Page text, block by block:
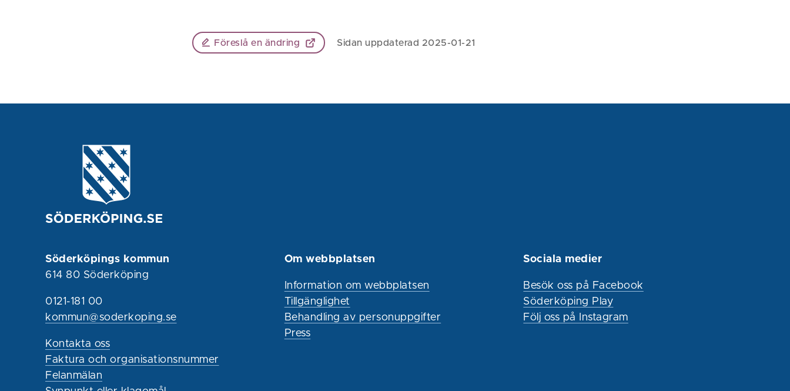
Föreslå en ändring Sidan uppdaterad 2025-01-21
Söderköpings kommun
614 80 Söderköping
0121-181 00
kommun@soderkoping.se
Kontakta oss
Faktura och organisationsnummer
Felanmälan
Om webbplatsen
Information om webbplatsen
Tillgänglighet
Behandling av personuppgifter
Press
Sociala medier
Besök oss på Facebook
Söderköping Play
Följ oss på Instagram